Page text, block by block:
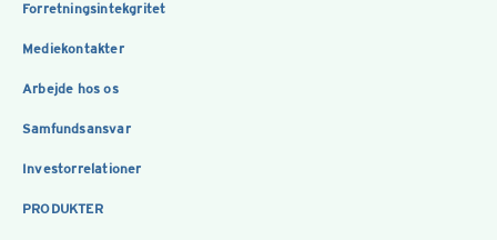
Forretningsintekgritet
Mediekontakter
Arbejde hos os
Samfundsansvar
Investorrelationer
PRODUKTER